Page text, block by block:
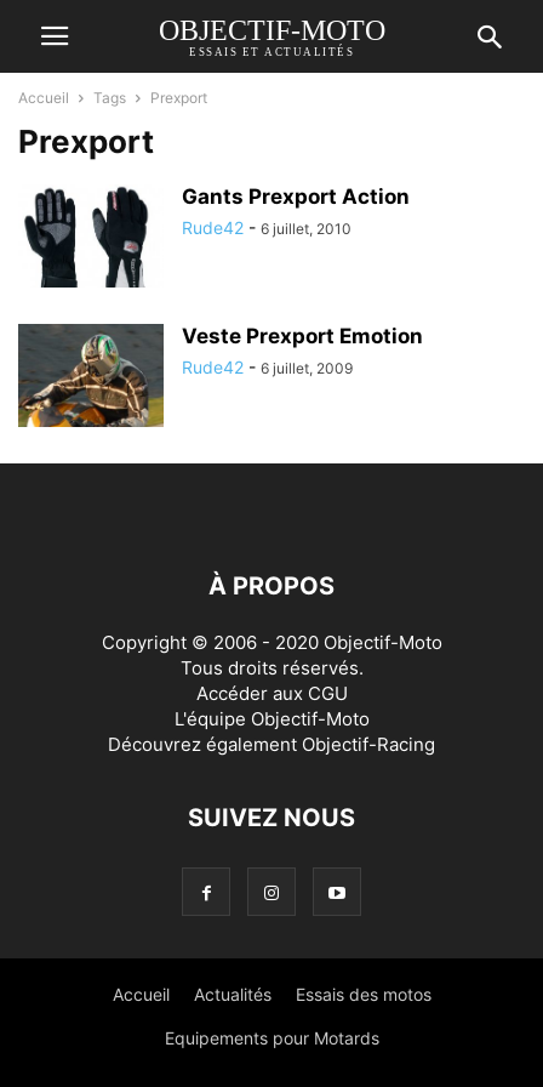
OBJECTIF-MOTO
ESSAIS ET ACTUALITÉS
Accueil Tags Prexport
Prexport
Gants Prexport Action
Rude42 - 6 juillet, 2010
Veste Prexport Emotion
Rude42 - 6 juillet, 2009
À PROPOS
Copyright © 2006 - 2020 Objectif-Moto
Tous droits réservés.
Accéder aux CGU
L'équipe Objectif-Moto
Découvrez également Objectif-Racing
SUIVEZ NOUS
Accueil Actualités Essais des motos
Equipements pour Motards